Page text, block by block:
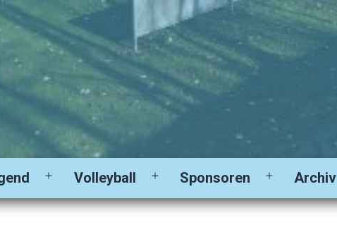
Menü
öffnen
Volleyball
Menü
öffnen
Sponsoren
Menü
öffnen
Archiv